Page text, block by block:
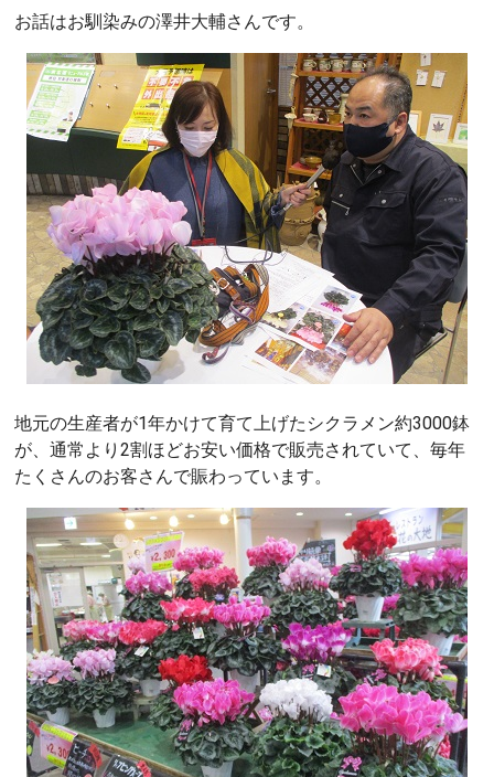
お話はお馴染みの澤井大輔さんです。
地元の生産者が1年かけて育て上げたシクラメン約3000鉢
が、通常より2割ほどお安い価格で販売されていて、毎年
たくさんのお客さんで賑わっています。